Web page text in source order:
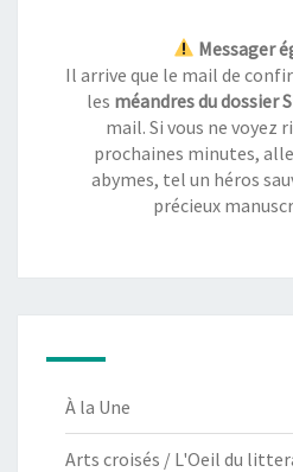
Messager
Il arrive que le mail de
les méandres du dossier
mail. Si vous ne voyez
prochaines minutes,
abymes, tel un héros
précieux
À la Une
Arts croisés / L'Oeil du